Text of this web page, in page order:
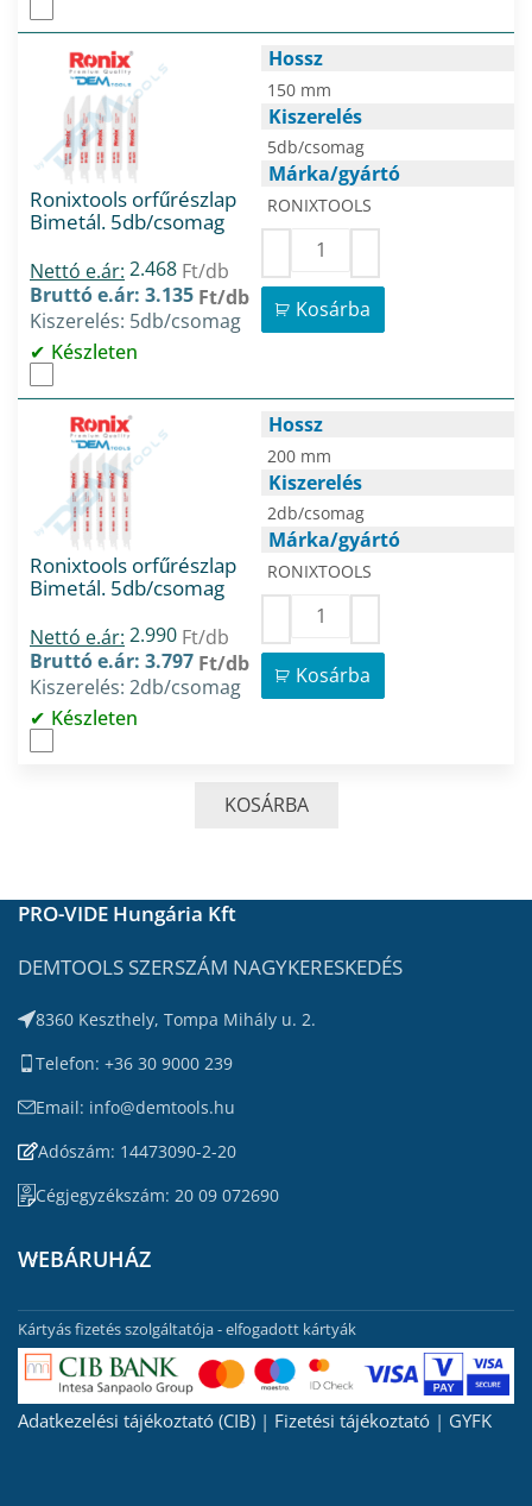
Ronixtools orfűrészlap
Bimetál. 5db/csomag
Nettó e.ár: 2.468 Ft/db
Bruttó e.ár: 3.135 Ft/db
Kiszerelés: 5db/csomag
Készleten
Hossz
150 mm
Kiszerelés
5db/csomag
Márka/gyártó
RONIXTOOLS
Kosárba
Ronixtools orfűrészlap
Bimetál. 5db/csomag
Nettó e.ár: 2.990 Ft/db
Bruttó e.ár: 3.797 Ft/db
Kiszerelés: 2db/csomag
Készleten
Hossz
200 mm
Kiszerelés
2db/csomag
Márka/gyártó
RONIXTOOLS
Kosárba
KOSÁRBA
PRO-VIDE Hungária Kft
DEMTOOLS SZERSZÁM NAGYKERESKEDÉS
8360 Keszthely, Tompa Mihály u. 2.
Telefon: +36 30 9000 239
Email: info@demtools.hu
Adószám: 14473090-2-20
Cégjegyzékszám: 20 09 072690
WEBÁRUHÁZ
Kártyás fizetés szolgáltatója - elfogadott kártyák
Adatkezelési tájékoztató (CIB) | Fizetési tájékoztató | GYFK